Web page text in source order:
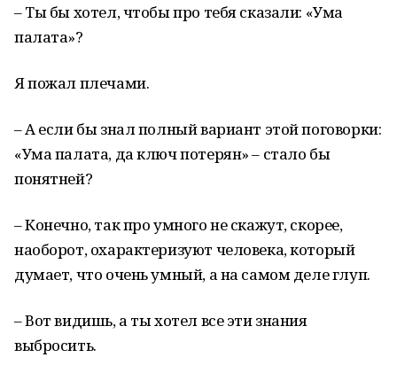
– Ты бы хотел, чтобы про тебя сказали: «Ума
палата»?
Я пожал плечами.
– А если бы знал полный вариант этой поговорки:
«Ума палата, да ключ потерян» – стало бы
понятней?
– Конечно, так про умного не скажут, скорее,
наоборот, охарактеризуют человека, который
думает, что очень умный, а на самом деле глуп.
– Вот видишь, а ты хотел все эти знания
выбросить.